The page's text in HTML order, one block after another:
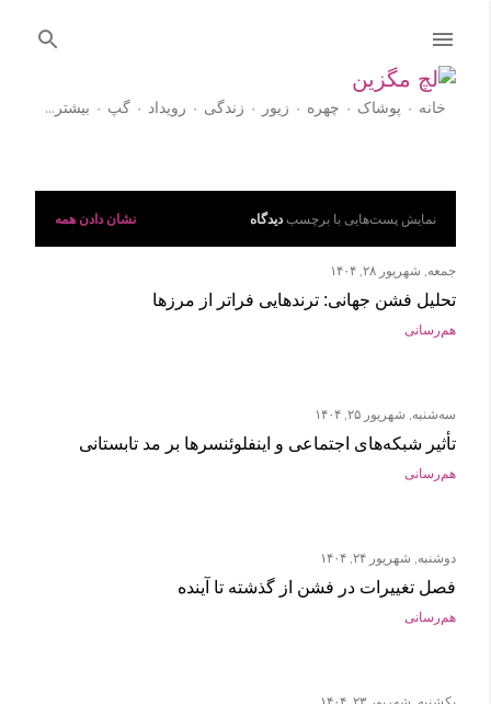
خانه پوشاک چهره زیور زندگی رویداد گپ
‏بیشتر…
س
ت‌
ه
ا
نمایش پست‌هایی با برچسبدیدگاه نشان دادن همه
جمعه, شهریور ۲۸, ۱۴۰۴
تحلیل فشن جهانی: ترندهایی فراتر از مرزها
هم‌رسانی
سه‌شنبه, شهریور ۲۵, ۱۴۰۴
تأثیر شبکه‌های اجتماعی و اینفلوئنسرها بر مد تابستانی
هم‌رسانی
دوشنبه, شهریور ۲۴, ۱۴۰۴
فصل تغییرات در فشن از گذشته تا آینده
هم‌رسانی